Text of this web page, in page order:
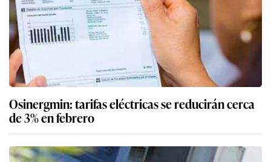
Osinergmin: tarifas eléctricas se reducirán cerca
de 3% en febrero